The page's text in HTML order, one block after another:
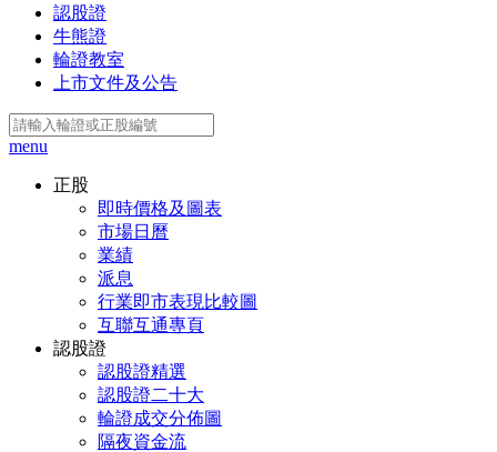
認股證
牛熊證
輪證教室
上市文件及公告
menu
正股
即時價格及圖表
市場日曆
業績
派息
行業即市表現比較圖
互聯互通專頁
認股證
認股證精選
認股證二十大
輪證成交分佈圖
隔夜資金流